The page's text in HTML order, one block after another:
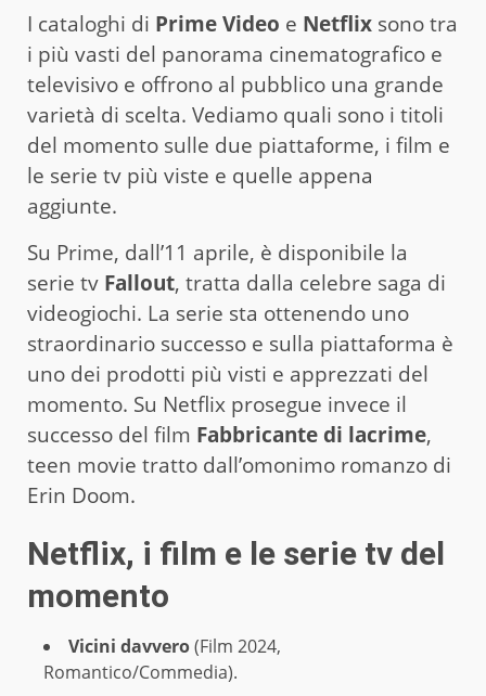
I cataloghi di Prime Video e Netflix sono tra
i più vasti del panorama cinematografico e
televisivo e offrono al pubblico una grande
varietà di scelta. Vediamo quali sono i titoli
del momento sulle due piattaforme, i film e
le serie tv più viste e quelle appena
aggiunte.
Su Prime, dall’11 aprile, è disponibile la
serie tv Fallout, tratta dalla celebre saga di
videogiochi. La serie sta ottenendo uno
straordinario successo e sulla piattaforma è
uno dei prodotti più visti e apprezzati del
momento. Su Netflix prosegue invece il
successo del film Fabbricante di lacrime,
teen movie tratto dall’omonimo romanzo di
Erin Doom.
Netflix, i film e le serie tv del
momento
Vicini davvero(Film 2024,
Romantico/Commedia).